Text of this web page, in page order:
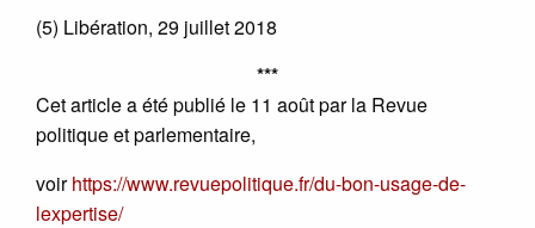
(5) Libération, 29 juillet 2018
***
Cet article a été publié le 11 août par la Revue
politique et parlementaire,
voirhttps://www.revuepolitique.fr/du-bon-usage-de-
lexpertise/